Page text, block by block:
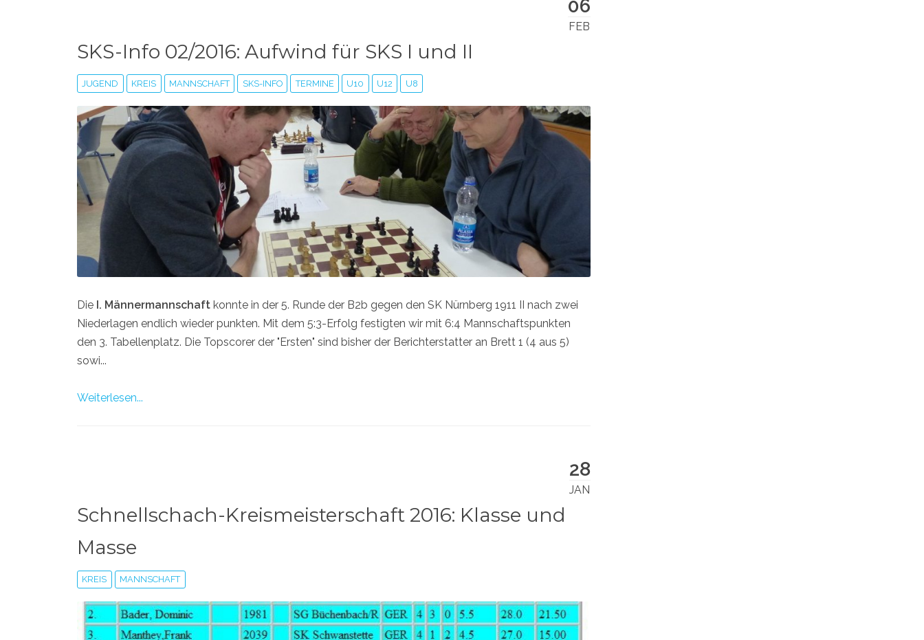
06
FEB
SKS-Info 02/2016: Aufwind für SKS I und II
JUGEND KREIS MANNSCHAFT SKS-INFO TERMINE U10 U12 U8
Die I. Männermannschaft konnte in der 5. Runde der B2b gegen den SK Nürnberg 1911 II nach zwei
Niederlagen endlich wieder punkten. Mit dem 5:3-Erfolg festigten wir mit 6:4 Mannschaftspunkten
den 3. Tabellenplatz. Die Topscorer der "Ersten" sind bisher der Berichterstatter an Brett 1 (4 aus 5)
sowi...
Weiterlesen...
28
JAN
Schnellschach-Kreismeisterschaft 2016: Klasse und
Masse
KREIS MANNSCHAFT